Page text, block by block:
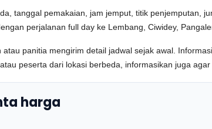
tanggal pemakaian, jam jemput, titik penjemputan,
perjalanan full day ke Lembang, Ciwidey,
panitia mengirim detail jadwal sejak awal.
peserta dari lokasi berbeda, informasikan juga
harga